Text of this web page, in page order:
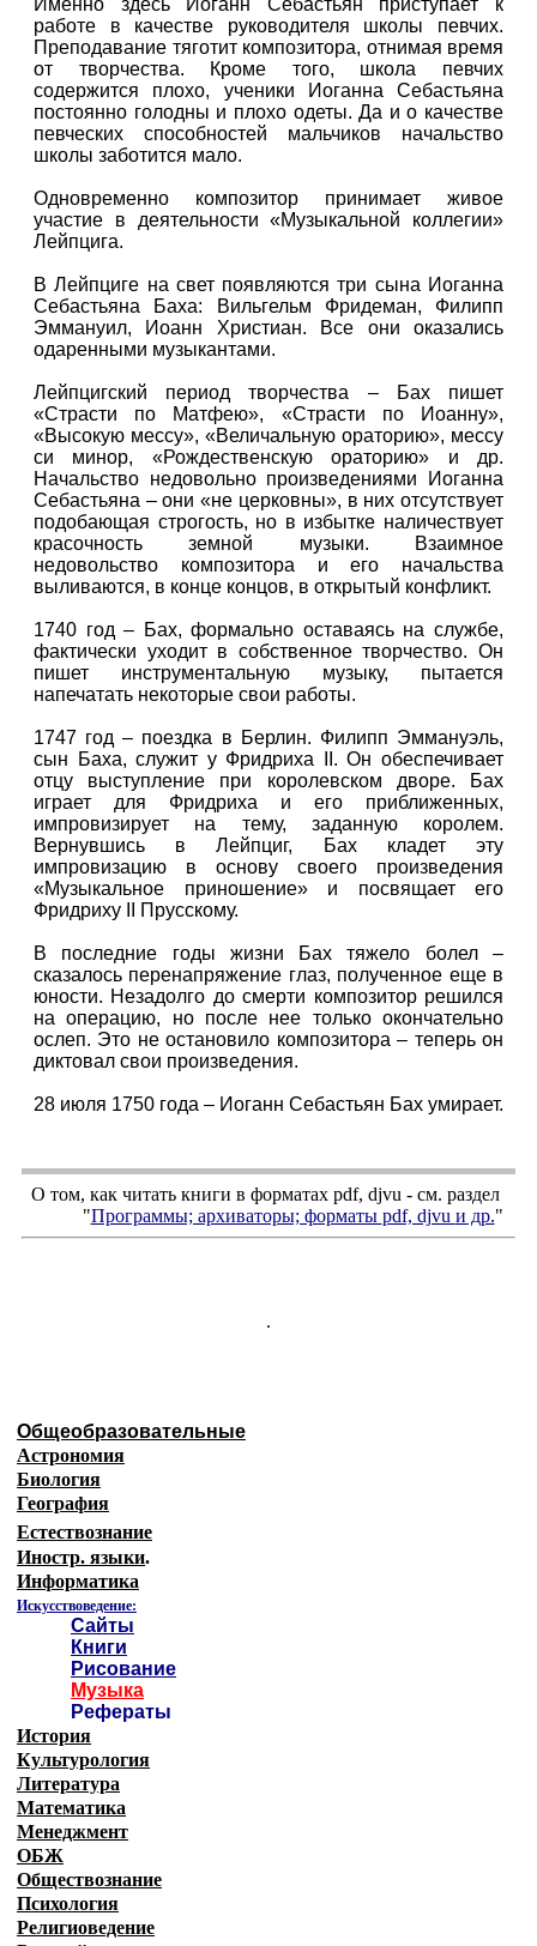
Именно здесь Иоганн Себастьян приступает к
работе в качестве руководителя школы певчих.
Преподавание тяготит композитора, отнимая время
от творчества. Кроме того, школа певчих
содержится плохо, ученики Иоганна Себастьяна
постоянно голодны и плохо одеты. Да и о качестве
певческих способностей мальчиков начальство
школы заботится мало.
Одновременно композитор принимает живое
участие в деятельности «Музыкальной коллегии»
Лейпцига.
В Лейпциге на свет появляются три сына Иоганна
Себастьяна Баха: Вильгельм Фридеман, Филипп
Эммануил, Иоанн Христиан. Все они оказались
одаренными музыкантами.
Лейпцигский период творчества – Бах пишет
«Страсти по Матфею», «Страсти по Иоанну»,
«Высокую мессу», «Величальную ораторию», мессу
си минор, «Рождественскую ораторию» и др.
Начальство недовольно произведениями Иоганна
Себастьяна – они «не церковны», в них отсутствует
подобающая строгость, но в избытке наличествует
красочность земной музыки. Взаимное
недовольство композитора и его начальства
выливаются, в конце концов, в открытый конфликт.
1740 год – Бах, формально оставаясь на службе,
фактически уходит в собственное творчество. Он
пишет инструментальную музыку, пытается
напечатать некоторые свои работы.
1747 год – поездка в Берлин. Филипп Эммануэль,
сын Баха, служит у Фридриха II. Он обеспечивает
отцу выступление при королевском дворе. Бах
играет для Фридриха и его приближенных,
импровизирует на тему, заданную королем.
Вернувшись в Лейпциг, Бах кладет эту
импровизацию в основу своего произведения
«Музыкальное приношение» и посвящает его
Фридриху II Прусскому.
В последние годы жизни Бах тяжело болел –
сказалось перенапряжение глаз, полученное еще в
юности. Незадолго до смерти композитор решился
на операцию, но после нее только окончательно
ослеп. Это не остановило композитора – теперь он
диктовал свои произведения.
28 июля 1750 года – Иоганн Себастьян Бах умирает.
О том, как читать книги в форматах pdf, djvu - см. раздел
"Программы; архиваторы; форматы pdf, djvu и др."
.
Общеобразовательные
Астрономия
Биология
География
Естествознание
Иностр. языки.
Информатика
Искусствоведение:
Сайты
Книги
Рисование
Музыка
Рефераты
История
Культурология
Литература
Математика
Менеджмент
ОБЖ
Обществознание
Психология
Религиоведение